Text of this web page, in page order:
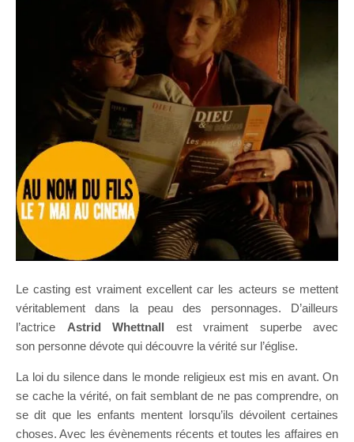
Le casting est vraiment excellent car les acteurs se mettent
véritablement dans la peau des personnages. D’ailleurs
l’actrice Astrid Whettnall est vraiment superbe avec
son personne dévote qui découvre la vérité sur l’église.
La loi du silence dans le monde religieux est mis en avant. On
se cache la vérité, on fait semblant de ne pas comprendre, on
se dit que les enfants mentent lorsqu’ils dévoilent certaines
choses. Avec les évènements récents et toutes les affaires en